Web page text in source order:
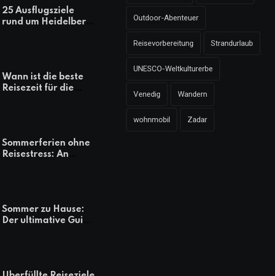
25 Ausflugsziele
rund um Heidelberg,
Wann ist die beste
Reisezeit für die
Sommerferien ohne
Reisestress: An
Sommer zu Hause:
Der ultimative Guide
Outdoor-Abenteuer
Reisevorbereitung Strandurlaub
UNESCO-Weltkulturerbe
Venedig Wandern
wohnmobil Zadar